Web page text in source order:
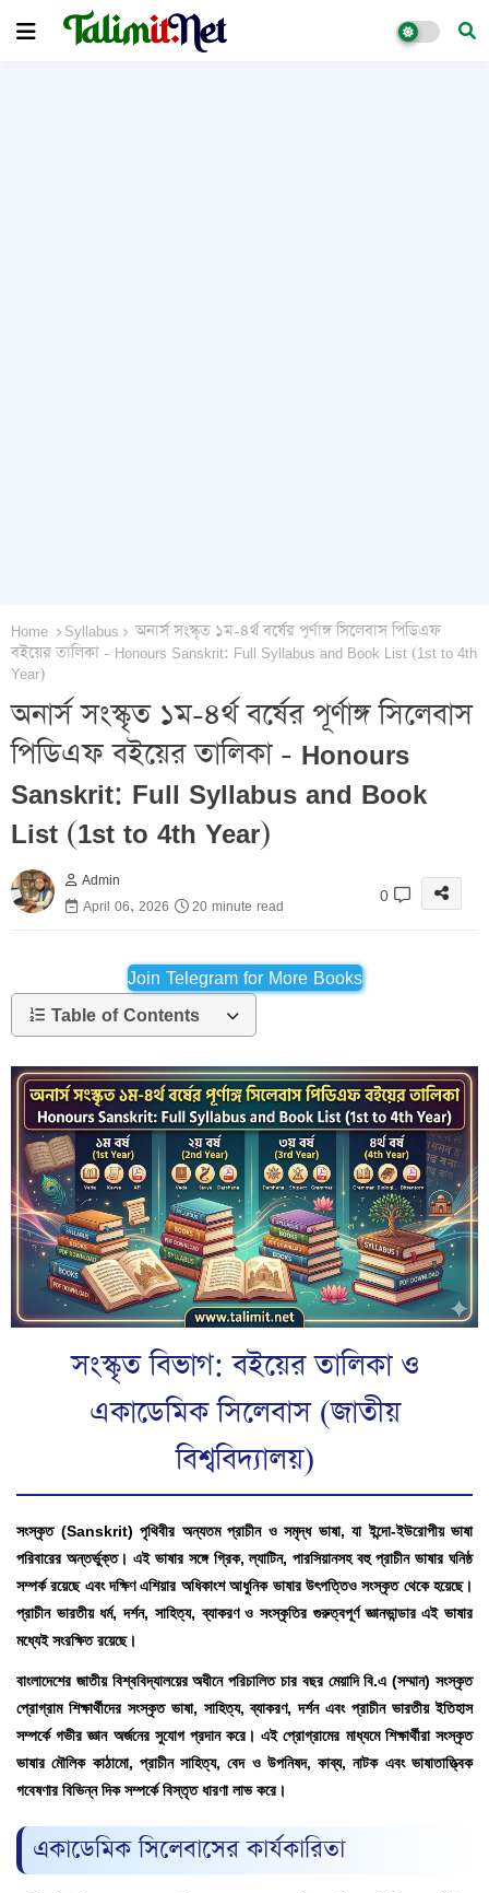
Home Syllabus
অনার্স সংস্কৃত ১ম-৪র্থ বর্ষের পূর্ণাঙ্গ সিলেবাস পিডিএফ
বইয়ের তালিকা - Honours Sanskrit: Full Syllabus and Book List (1st to 4th
Year)
অনার্স সংস্কৃত ১ম-৪র্থ বর্ষের পূর্ণাঙ্গ সিলেবাস
পিডিএফ বইয়ের তালিকা - Honours
Sanskrit: Full Syllabus and Book
List (1st to 4th Year)
Admin
April 06, 2026
20 minute read 0
Join Telegram for More Books
Table of Contents
সংস্কৃত বিভাগ: বইয়ের তালিকা ও
একাডেমিক সিলেবাস (জাতীয়
বিশ্ববিদ্যালয়)
সংস্কৃত (Sanskrit) পৃথিবীর অন্যতম প্রাচীন ও সমৃদ্ধ ভাষা, যা ইন্দো-ইউরোপীয় ভাষা
পরিবারের অন্তর্ভুক্ত। এই ভাষার সঙ্গে গ্রিক, ল্যাটিন, পারসিয়ানসহ বহু প্রাচীন ভাষার ঘনিষ্ঠ
সম্পর্ক রয়েছে এবং দক্ষিণ এশিয়ার অধিকাংশ আধুনিক ভাষার উৎপত্তিও সংস্কৃত থেকে হয়েছে।
প্রাচীন ভারতীয় ধর্ম, দর্শন, সাহিত্য, ব্যাকরণ ও সংস্কৃতির গুরুত্বপূর্ণ জ্ঞানভান্ডার এই ভাষার
মধ্যেই সংরক্ষিত রয়েছে।
বাংলাদেশের জাতীয় বিশ্ববিদ্যালয়ের অধীনে পরিচালিত চার বছর মেয়াদি বি.এ (সম্মান) সংস্কৃত
প্রোগ্রাম শিক্ষার্থীদের সংস্কৃত ভাষা, সাহিত্য, ব্যাকরণ, দর্শন এবং প্রাচীন ভারতীয় ইতিহাস
সম্পর্কে গভীর জ্ঞান অর্জনের সুযোগ প্রদান করে। এই প্রোগ্রামের মাধ্যমে শিক্ষার্থীরা সংস্কৃত
ভাষার মৌলিক কাঠামো, প্রাচীন সাহিত্য, বেদ ও উপনিষদ, কাব্য, নাটক এবং ভাষাতাত্ত্বিক
গবেষণার বিভিন্ন দিক সম্পর্কে বিস্তৃত ধারণা লাভ করে।
একাডেমিক সিলেবাসের কার্যকারিতা